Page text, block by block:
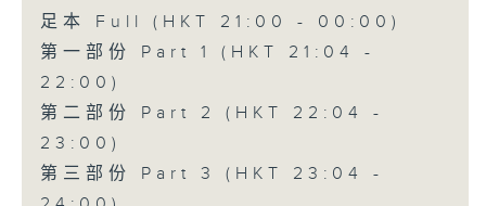
足本 Full (HKT 21:00 - 00:00)
第一部份 Part 1 (HKT 21:04 -
22:00)
第二部份 Part 2 (HKT 22:04 -
23:00)
第三部份 Part 3 (HKT 23:04 -